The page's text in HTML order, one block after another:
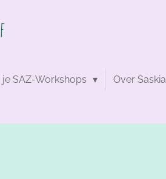
je SAZ-Workshops Over Saskia